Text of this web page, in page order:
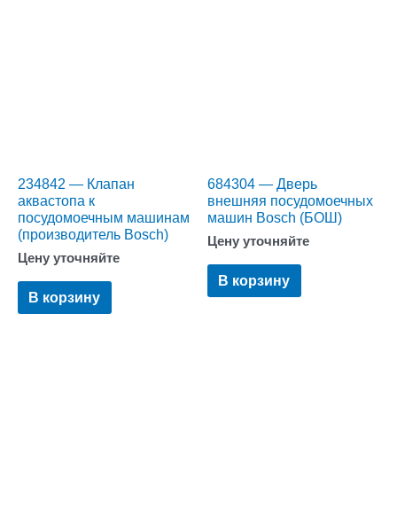
234842 — Клапан
аквастопа к
посудомоечным машинам
(производитель Bosch)
Цену уточняйте
В корзину
684304 — Дверь
внешняя посудомоечных
машин Bosch (БОШ)
Цену уточняйте
В корзину